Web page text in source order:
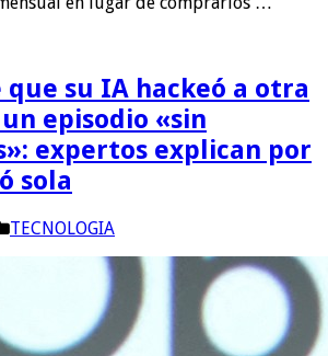
que su IA hackeó a otra
episodio «sin
expertos explican por
sola
TECNOLOGIA